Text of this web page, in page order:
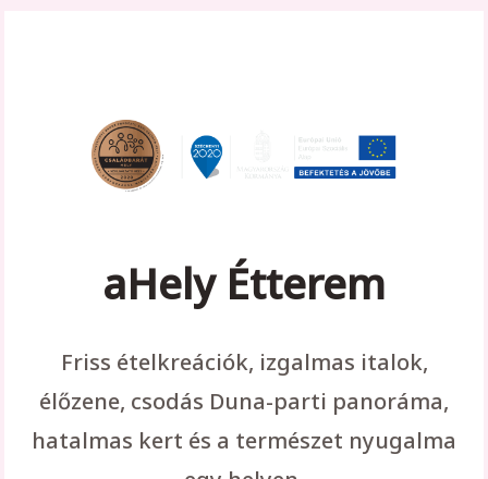
aHely Étterem
Friss ételkreációk, izgalmas italok,
élőzene, csodás Duna-parti panoráma,
hatalmas kert és a természet nyugalma